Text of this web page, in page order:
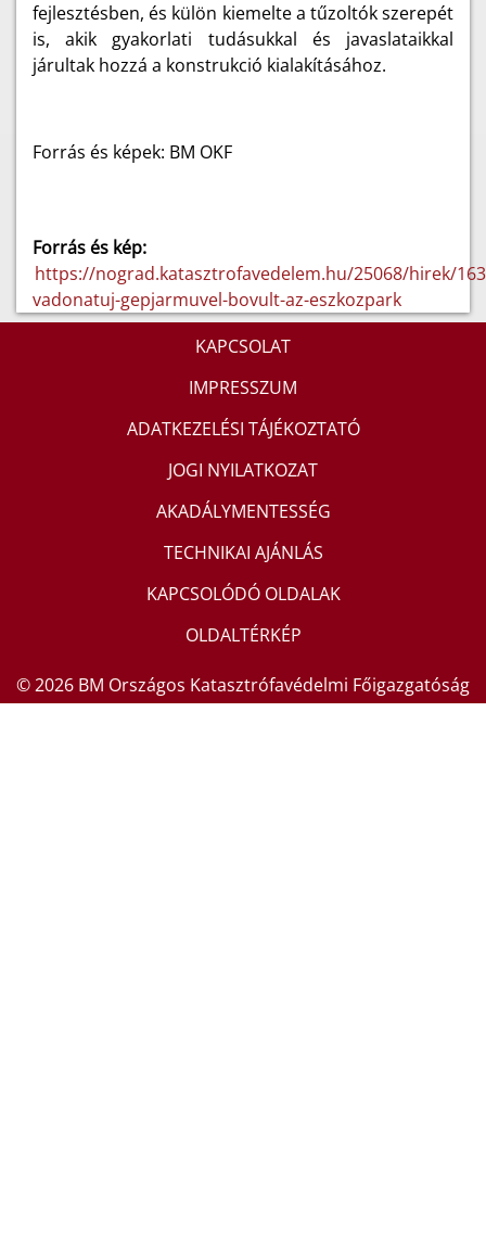
fejlesztésben, és külön kiemelte a tűzoltók szerepét
is, akik gyakorlati tudásukkal és javaslataikkal
járultak hozzá a konstrukció kialakításához.
Forrás és képek: BM OKF
Forrás és kép:
https://nograd.katasztrofavedelem.hu/25068/hirek/
vadonatuj-gepjarmuvel-bovult-az-eszkozpark
KAPCSOLAT
IMPRESSZUM
ADATKEZELÉSI TÁJÉKOZTATÓ
JOGI NYILATKOZAT
AKADÁLYMENTESSÉG
TECHNIKAI AJÁNLÁS
KAPCSOLÓDÓ OLDALAK
OLDALTÉRKÉP
© 2026 BM Országos Katasztrófavédelmi Főigazgatóság